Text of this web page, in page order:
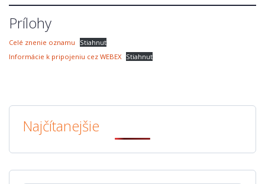
Prílohy
Celé znenie oznamu
Stiahnuť
Informácie k pripojeniu cez WEBEX Stiahnuť
Najčítanejšie